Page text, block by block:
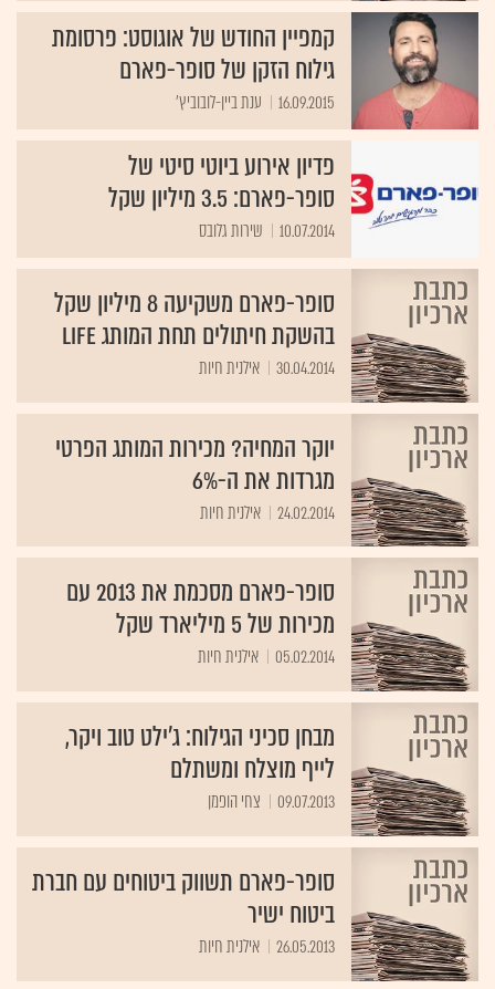
קמפיין החודש של אוגוסט: פרסומת
גילוח הזקן של סופר-פארם
16.09.2015 ענת ביין-לובוביץ'
פדיון אירוע ביוטי סיטי של
סופר-פארם: 3.5 מיליון שקל
10.07.2014 שירות גלובס
‎‎סופר-פארם משקיעה 8 מיליון שקל
בהשקת חיתולים תחת המותג ‏Life‏‏
30.04.2014
יוקר המחיה? מכירות המותג הפרטי
מגרדות את ה-6%
24.02.2014 אילנית חיות
סופר-פארם מסכמת את 2013 עם
מכירות של 5 מיליארד שקל
05.02.2014 אילנית חיות
מבחן סכיני הגילוח: ג'ילט טוב ויקר,
לייף מוצלח ומשתלם
09.07.2013 צחי הופמן
סופר-פארם תשווק ביטוחים עם חברת
ביטוח ישיר
26.05.2013 אילנית חיות